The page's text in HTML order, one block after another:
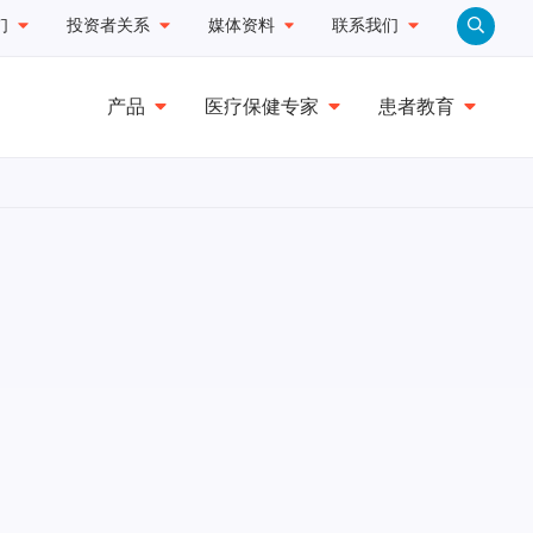
投资者关系 媒体资料 联系我们
产品 医疗保健专家 患者教育